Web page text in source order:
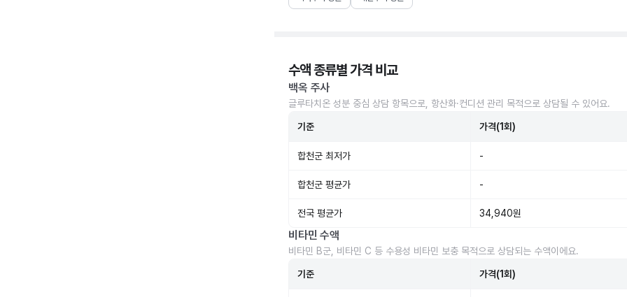
수액 종류별 가격 비교
백옥 주사
글루타치온 성분 중심 상담 항목으로, 항산화·컨디션 관리 목적으로 상담될 수 있어요.
기준 가격(1회)
합천군 최저가 -
합천군 평균가 -
전국 평균가 34,940원
비타민 수액
비타민 B군, 비타민 C 등 수용성 비타민 보충 목적으로 상담되는 수액이에요.
기준 가격(1회)